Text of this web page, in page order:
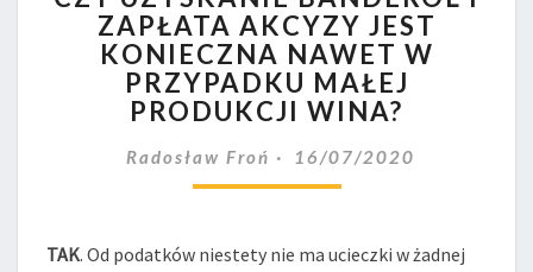
BANDEROL
I
ZAPŁATA
AKCYZY
JEST
KONIECZNA
NAWET
MAŁEJ
ZAPŁATA AKCYZY JEST
KONIECZNA NAWET W
PRZYPADKU MAŁEJ
PRODUKCJI WINA?
Radosław Froń 16/07/2020
TAK. Od podatków niestety nie ma ucieczki w żadnej